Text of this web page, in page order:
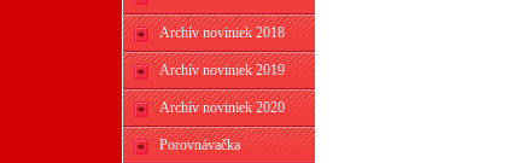
Archív noviniek 2018
Archív noviniek 2019
Archív noviniek 2020
Porovnávačka